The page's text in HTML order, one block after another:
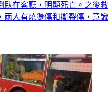
臥在客廳，明顯死亡。之後救
兩人有燒燙傷和撕裂傷，意識